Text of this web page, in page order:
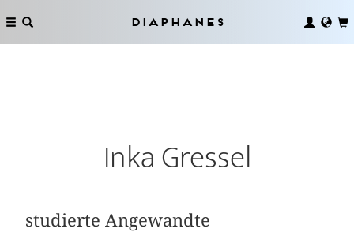
Diaphanes
Inka Gressel
studierte Angewandte